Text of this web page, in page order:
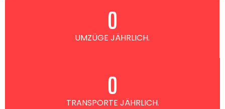
UMZÜGE JÄHRLICH.
0
TRANSPORTE JÄHRLICH.
0